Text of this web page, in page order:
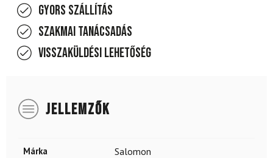
Gyors szállítás
Szakmai tanácsadás
Visszaküldési lehetőség
JELLEMZŐK
Márka Salomon